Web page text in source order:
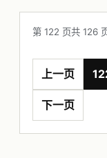
第 122 页共 126
上一页
下一页